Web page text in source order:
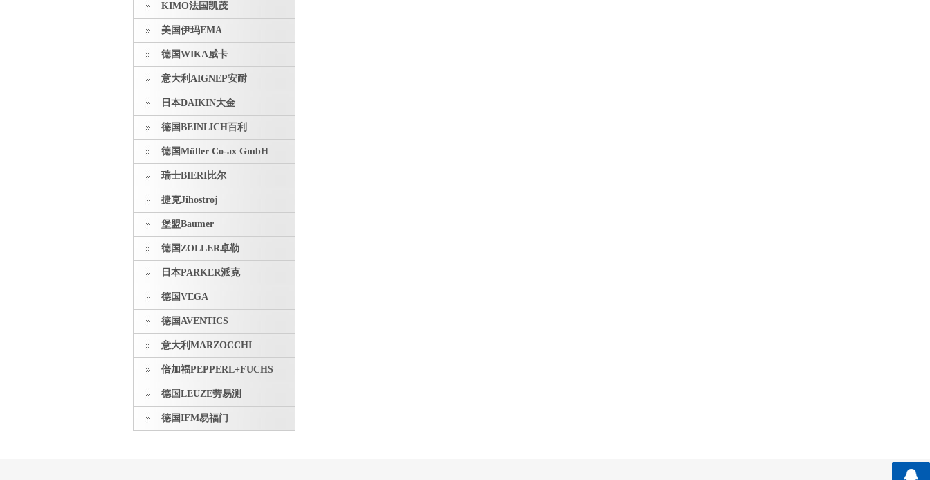
KIMO法国凯茂
美国伊玛EMA
德国WIKA威卡
意大利AIGNEP安耐
日本DAIKIN大金
德国BEINLICH百利
德国Müller Co-ax GmbH
瑞士BIERI比尔
捷克Jihostroj
堡盟Baumer
德国ZOLLER卓勒
日本PARKER派克
德国VEGA
德国AVENTICS
意大利MARZOCCHI
倍加福PEPPERL+FUCHS
德国LEUZE劳易测
德国IFM易福门